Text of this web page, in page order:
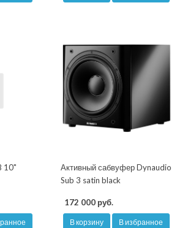
10"
Активный сабвуфер Dynaudio
Sub 3 satin black
172 000 руб.
В корзину В избранное